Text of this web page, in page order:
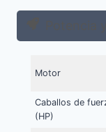
Motor
Caballos de
(HP)